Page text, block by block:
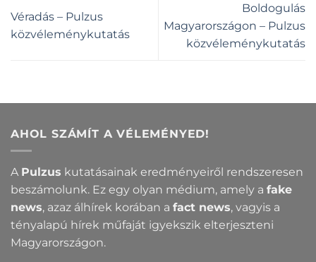
Véradás – Pulzus
közvéleménykutatás
Boldogulás
Magyarországon – Pulzus
közvéleménykutatás
AHOL SZÁMÍT A VÉLEMÉNYED!
A Pulzus kutatásainak eredményeiről rendszeresen
beszámolunk. Ez egy olyan médium, amely a fake
news, azaz álhírek korában a fact news, vagyis a
tényalapú hírek műfaját igyekszik elterjeszteni
Magyarországon.